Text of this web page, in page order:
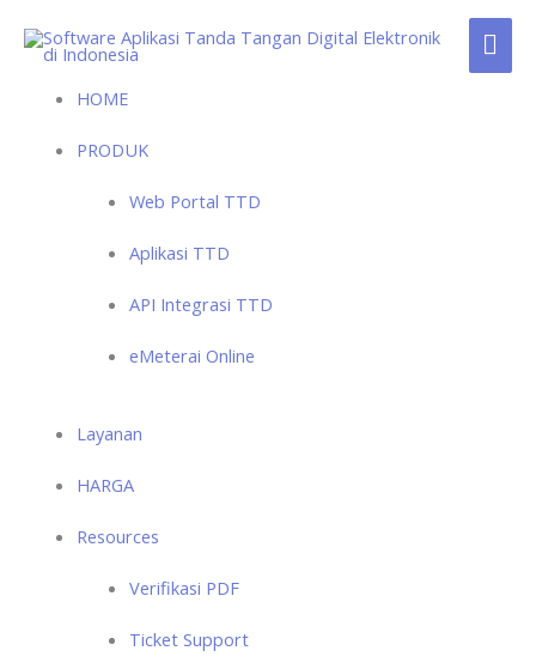
content
HOME
PRODUK
Web Portal TTD
Aplikasi TTD
API Integrasi TTD
eMeterai Online
Layanan
HARGA
Resources
Verifikasi PDF
Ticket Support